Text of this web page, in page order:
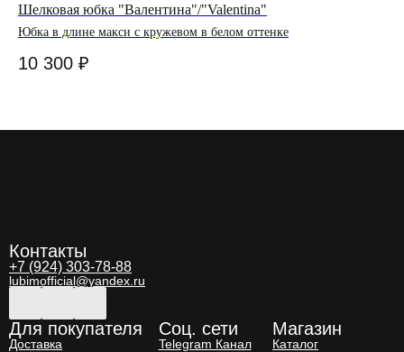
Шелковая юбка "Валентина"/"Valentina"
Юбка в длине макси с кружевом в белом оттенке
10 300 ₽
Контакты
+7 (924) 303-78-88
lubimofficial@yandex.ru
Соц. сети
Telegram Канал
Магазин
Каталог
Для покупателя
Доставка